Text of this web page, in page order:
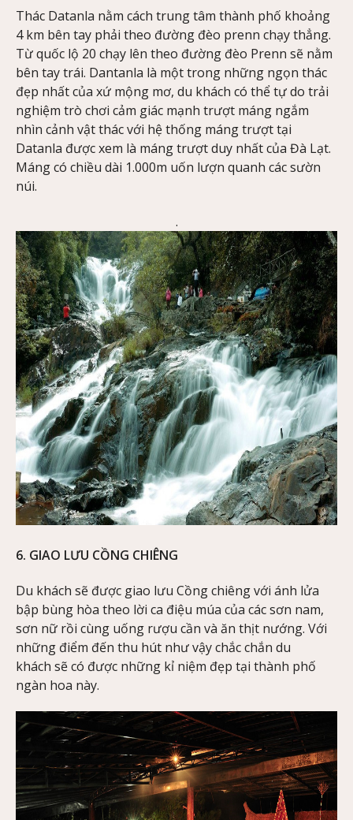
Thác Datanla nằm cách trung tâm thành phố khoảng
4 km bên tay phải theo đường đèo prenn chạy thẳng.
Từ quốc lộ 20 chạy lên theo đường đèo Prenn sẽ nằm
bên tay trái. Dantanla là một trong những ngọn thác
đẹp nhất của xứ mộng mơ, du khách có thể tự do trải
nghiệm trò chơi cảm giác mạnh trượt máng ngắm
nhìn cảnh vật thác với hệ thống máng trượt tại
Datanla được xem là máng trượt duy nhất của Đà Lạt.
Máng có chiều dài 1.000m uốn lượn quanh các sườn
núi.
.
6. GIAO LƯU CỒNG CHIÊNG
Du khách sẽ được giao lưu Cồng chiêng với ánh lửa
bập bùng hòa theo lời ca điệu múa của các sơn nam,
sơn nữ rồi cùng uống rượu cần và ăn thịt nướng. Với
những điểm đến thu hút như vậy chắc chắn du
khách sẽ có được những kỉ niệm đẹp tại thành phố
ngàn hoa này.